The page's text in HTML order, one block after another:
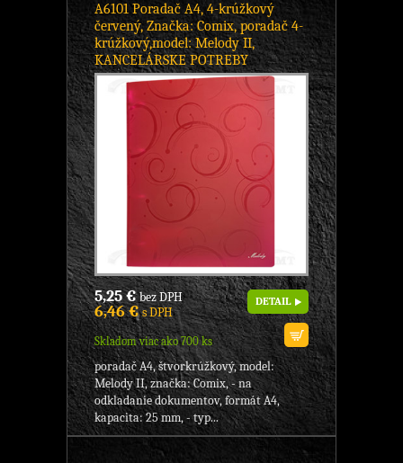
A6101 Poradač A4, 4-krúžkový
červený, Značka: Comix, poradač 4-
krúžkový,model: Melody II,
KANCELÁRSKE POTREBY
5,25 €bez DPH
6,46 €s DPH
Skladom viac ako 700 ks
DETAIL
poradač A4, štvorkrúžkový, model:
Melody II, značka: Comix, - na
odkladanie dokumentov, formát A4,
kapacita: 25 mm, - typ...